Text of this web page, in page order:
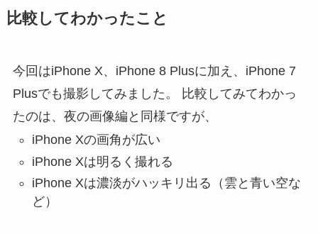
比較してわかったこと
今回はiPhone X、iPhone 8 Plusに加え、iPhone 7
Plusでも撮影してみました。 比較してみてわかっ
たのは、夜の画像編と同様ですが、
iPhone Xの画角が広い
iPhone Xは明るく撮れる
iPhone Xは濃淡がハッキリ出る（雲と青い空な
ど）